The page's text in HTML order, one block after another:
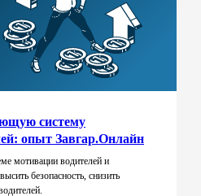
систему
опыт Завгар.Онлайн
мотивации водителей и
безопасность, снизить